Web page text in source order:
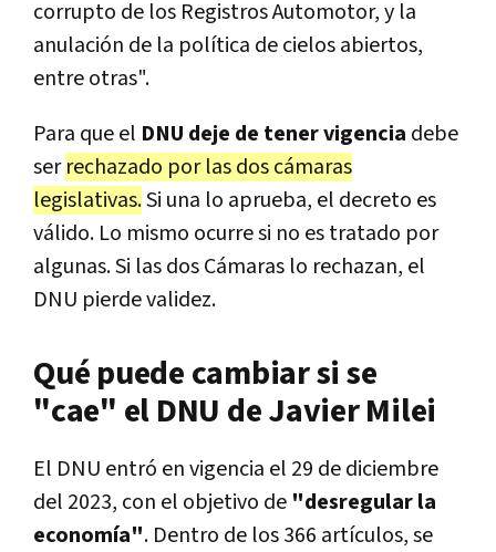
corrupto de los Registros Automotor, y la
anulación de la política de cielos abiertos,
entre otras".
Para que el DNU deje de tener vigencia debe
serrechazado por las dos cámaras
legislativas.Si una lo aprueba, el decreto es
válido. Lo mismo ocurre si no es tratado por
algunas. Si las dos Cámaras lo rechazan, el
DNU pierde validez.
Qué puede cambiar si se
"cae" el DNU de Javier Milei
El DNU entró en vigencia el 29 de diciembre
del 2023, con el objetivo de "desregular la
economía". Dentro de los 366 artículos, se